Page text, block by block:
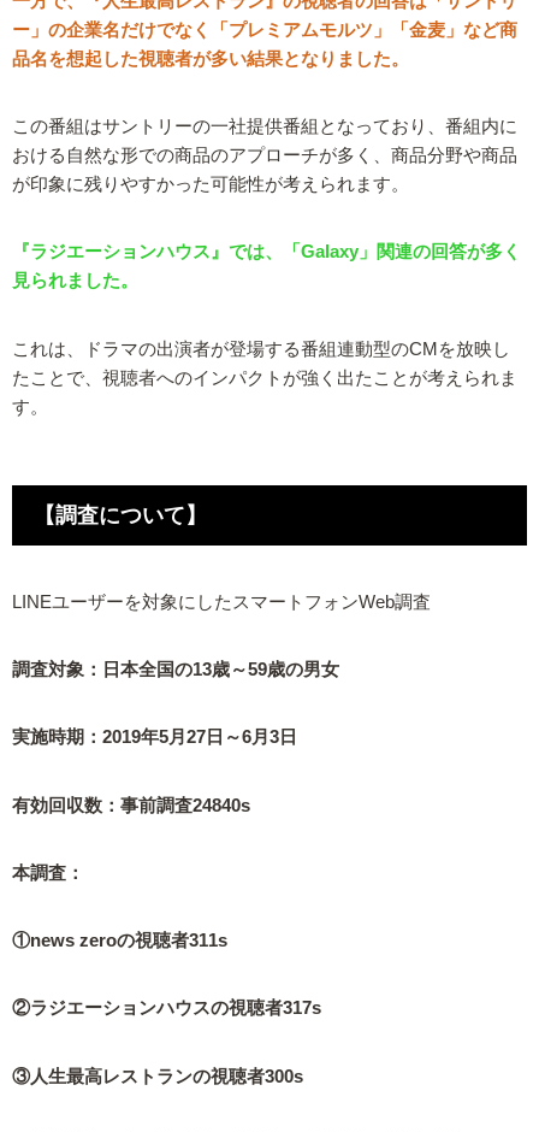
ー」の企業名だけでなく「プレミアムモルツ」「金麦」など商
品名を想起した視聴者が多い結果となりました。
この番組はサントリーの一社提供番組となっており、番組内に
おける自然な形での商品のアプローチが多く、商品分野や商品
が印象に残りやすかった可能性が考えられます。
『ラジエーションハウス』では、「Galaxy」関連の回答が多く
見られました。
これは、ドラマの出演者が登場する番組連動型のCMを放映し
たことで、視聴者へのインパクトが強く出たことが考えられま
す。
【調査について】
LINEユーザーを対象にしたスマートフォンWeb調査
調査対象：日本全国の13歳～59歳の男女
実施時期：2019年5月27日～6月3日
有効回収数：事前調査24840s
本調査：
①news zeroの視聴者311s
②ラジエーションハウスの視聴者317s
③人生最高レストランの視聴者300s